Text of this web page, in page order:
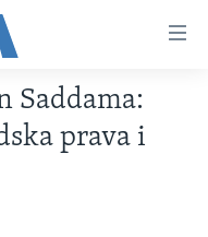
Saddama:
prava i